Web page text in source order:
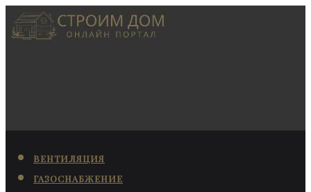
ВЕНТИЛЯЦИЯ
ГАЗОСНАБЖЕНИЕ